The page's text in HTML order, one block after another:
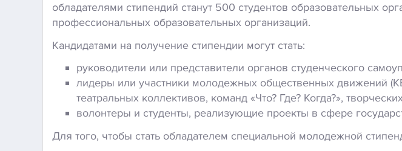
обладателями стипендий станут 500 студентов образовательных
профессиональных образовательных организаций.
Кандидатами на получение стипендии могут стать:
руководители или представители органов студенческого
лидеры или участники молодежных общественных движений
театральных коллективов, команд «Что? Где? Когда?»,
волонтеры и студенты, реализующие проекты в сфере
Для того, чтобы стать обладателем специальной молодежной